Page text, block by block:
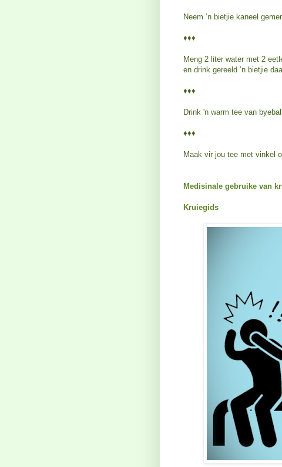
Neem ’n bietjie kaneel
♦♦♦
Meng 2 liter water met 2
en drink gereeld ’n bietjie
♦♦♦
Drink 'n warm tee van
♦♦♦
Maak vir jou tee met vinkel
Medisinale gebruike van
Kruiegids